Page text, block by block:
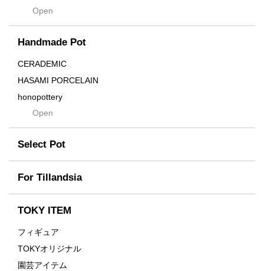
Contra
Cream
Crown
Distortion
Drop
DUNE
Flames
For
Former
Fused
Earth
emeth
Enhance
Grid
Open
Handmade Pot
CERADEMIC
HASAMI PORCELAIN
honopottery
nocturne
tamanhayat
TETSUYA OZAWA
Scratch
Takehiro Ito
Yuya Iha
Open
Select Pot
For Tillandsia
TOKY ITEM
フィギュア
TOKYオリジナル
園芸アイテム